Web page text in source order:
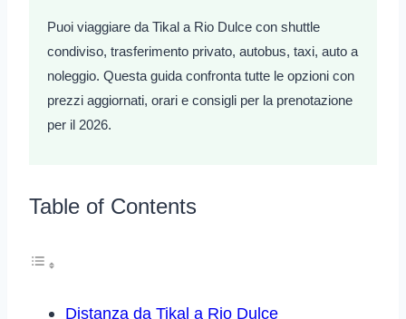
Puoi viaggiare da Tikal a Rio Dulce con shuttle
condiviso, trasferimento privato, autobus, taxi, auto a
noleggio. Questa guida confronta tutte le opzioni con
prezzi aggiornati, orari e consigli per la prenotazione
per il 2026.
Table of Contents
Distanza da Tikal a Rio Dulce